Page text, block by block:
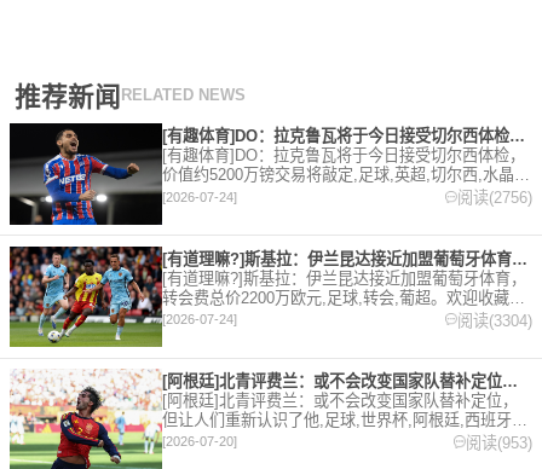
推荐新闻 RELATED NEWS
[有趣体育]DO：拉克鲁瓦将于今日接受切尔西体检，价值约52
[有趣体育]DO：拉克鲁瓦将于今日接受切尔西体检，
价值约5200万镑交易将敲定,足球,英超,切尔西,水晶
宫,转会。欢迎收藏本站，24小时为你更新最新的足
[2026-07-24] 阅读(2756)
[有道理嘛?]斯基拉：伊兰昆达接近加盟葡萄牙体育，转会费总价
[有道理嘛?]斯基拉：伊兰昆达接近加盟葡萄牙体育，
转会费总价2200万欧元,足球,转会,葡超。欢迎收藏本
站，24小时为你更新最新的足球，篮球体育资讯。
[2026-07-24] 阅读(3304)
[阿根廷]北青评费兰：或不会改变国家队替补定位，但让人们重新
[阿根廷]北青评费兰：或不会改变国家队替补定位，
但让人们重新认识了他,足球,世界杯,阿根廷,西班牙。
欢迎收藏本站，24小时为你更新最新的足球，篮球体
育资讯。
[2026-07-20] 阅读(953)